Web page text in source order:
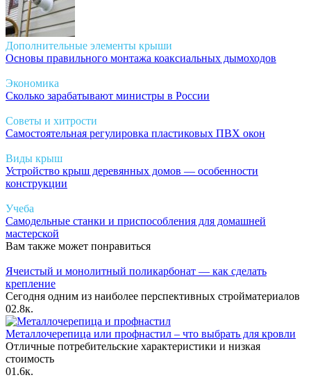
Дополнительные элементы крыши
Основы правильного монтажа коаксиальных дымоходов
Экономика
Сколько зарабатывают министры в России
Советы и хитрости
Самостоятельная регулировка пластиковых ПВХ окон
Виды крыш
Устройство крыш деревянных домов — особенности
конструкции
Учеба
Самодельные станки и приспособления для домашней
мастерской
Вам также может понравиться
Ячеистый и монолитный поликарбонат — как сделать
крепление
Сегодня одним из наиболее перспективных стройматериалов
02.8к.
Металлочерепица или профнастил – что выбрать для кровли
Отличные потребительские характеристики и низкая
стоимость
01.6к.